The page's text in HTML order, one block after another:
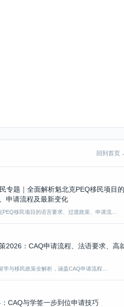
回到首页
专题｜全面解析魁北克PEQ移民项目的
申请流程及最新变化
PEQ移民项目的语言要求、过渡政策、申请流…
2026：CAQ申请流程、法语要求、高
学与移民政策全解析，涵盖CAQ申请流程…
CAQ与学签一步到位申请技巧